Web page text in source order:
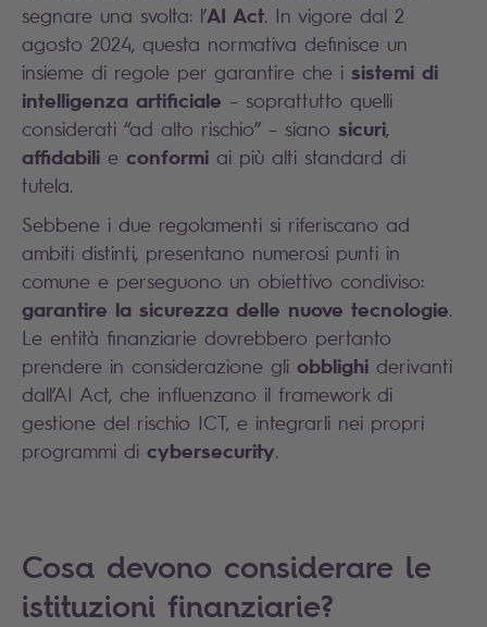
segnare una svolta: l’AI Act. In vigore dal 2
agosto 2024, questa normativa definisce un
insieme di regole per garantire che i sistemi di
intelligenza artificiale – soprattutto quelli
considerati “ad alto rischio” – siano sicuri,
affidabili e conformi ai più alti standard di
tutela.
Sebbene i due regolamenti si riferiscano ad
ambiti distinti, presentano numerosi punti in
comune e perseguono un obiettivo condiviso:
garantire la sicurezza delle nuove tecnologie.
Le entità finanziarie dovrebbero pertanto
prendere in considerazione gli obblighi derivanti
dall’AI Act, che influenzano il framework di
gestione del rischio ICT, e integrarli nei propri
programmi di cybersecurity.
Cosa devono considerare le
istituzioni finanziarie?